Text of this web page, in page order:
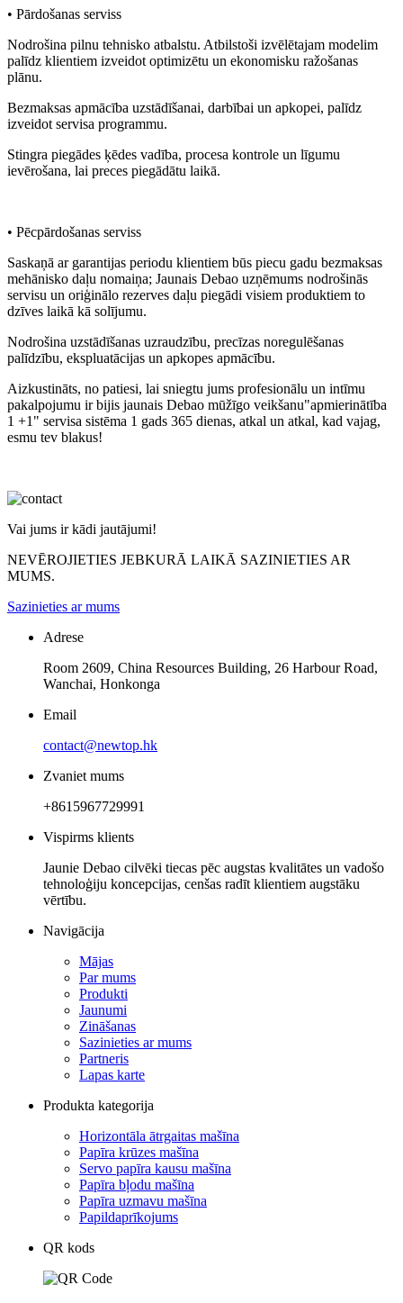
• Pārdošanas serviss
Nodrošina pilnu tehnisko atbalstu. Atbilstoši izvēlētajam modelim
palīdz klientiem izveidot optimizētu un ekonomisku ražošanas
plānu.
Bezmaksas apmācība uzstādīšanai, darbībai un apkopei, palīdz
izveidot servisa programmu.
Stingra piegādes ķēdes vadība, procesa kontrole un līgumu
ievērošana, lai preces piegādātu laikā.
• Pēcpārdošanas serviss
Saskaņā ar garantijas periodu klientiem būs piecu gadu bezmaksas
mehānisko daļu nomaiņa; Jaunais Debao uzņēmums nodrošinās
servisu un oriģinālo rezerves daļu piegādi visiem produktiem to
dzīves laikā kā solījumu.
Nodrošina uzstādīšanas uzraudzību, precīzas noregulēšanas
palīdzību, ekspluatācijas un apkopes apmācību.
Aizkustināts, no patiesi, lai sniegtu jums profesionālu un intīmu
pakalpojumu ir bijis jaunais Debao mūžīgo veikšanu"apmierinātība
1 +1" servisa sistēma 1 gads 365 dienas, atkal un atkal, kad vajag,
esmu tev blakus!
Vai jums ir kādi jautājumi!
NEVĒROJIETIES JEBKURĀ LAIKĀ SAZINIETIES AR
MUMS.
Sazinieties ar mums
Adrese
Room 2609, China Resources Building, 26 Harbour Road,
Wanchai, Honkonga
Email
contact@newtop.hk
Zvaniet mums
+8615967729991
Vispirms klients
Jaunie Debao cilvēki tiecas pēc augstas kvalitātes un vadošo
tehnoloģiju koncepcijas, cenšas radīt klientiem augstāku
vērtību.
Navigācija
Mājas
Par mums
Produkti
Jaunumi
Zināšanas
Sazinieties ar mums
Partneris
Lapas karte
Produkta kategorija
Horizontāla ātrgaitas mašīna
Papīra krūzes mašīna
Servo papīra kausu mašīna
Papīra bļodu mašīna
Papīra uzmavu mašīna
Papildaprīkojums
QR kods